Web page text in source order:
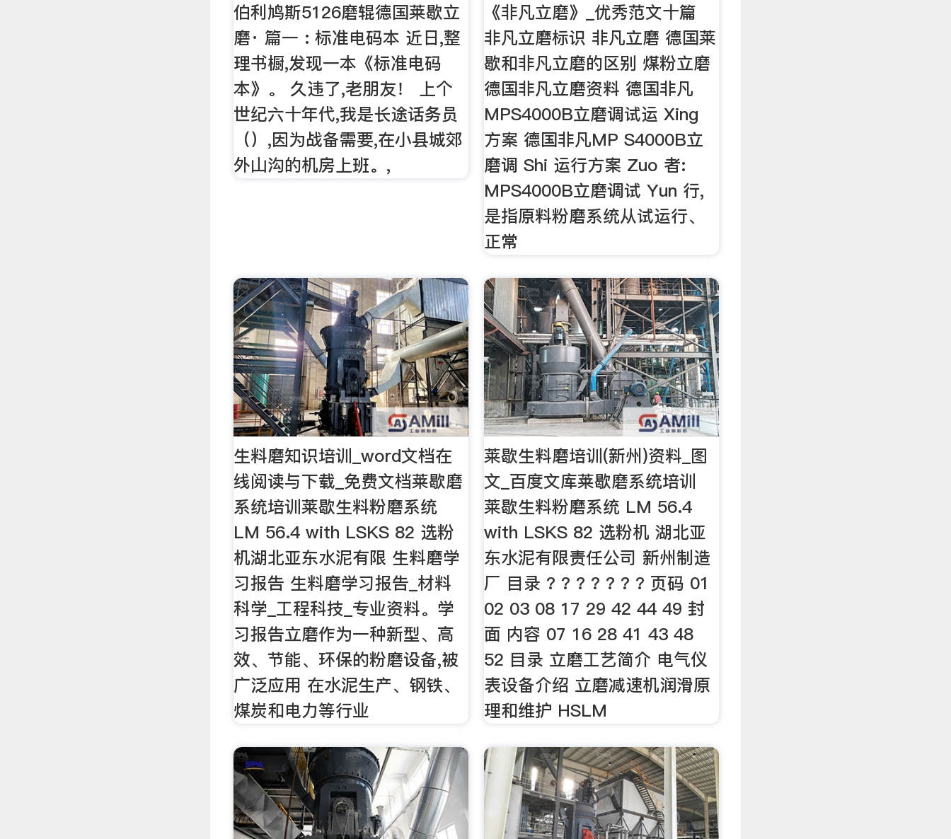
伯利鸠斯5126磨辊德国莱歇立
磨· 篇一 : 标准电码本 近日,整
理书橱,发现一本《标准电码
本》。 久违了,老朋友！ 上个
世纪六十年代,我是长途话务员
（）,因为战备需要,在小县城郊
外山沟的机房上班。,
《非凡立磨》_优秀范文十篇
非凡立磨标识 非凡立磨 德国莱
歇和非凡立磨的区别 煤粉立磨
德国非凡立磨资料 德国非凡
MPS4000B立磨调试运 Xing
方案 德国非凡MP S4000B立
磨调 Shi 运行方案 Zuo 者:
MPS4000B立磨调试 Yun 行,
是指原料粉磨系统从试运行、
正常
生料磨知识培训_word文档在
线阅读与下载_免费文档莱歇磨
系统培训莱歇生料粉磨系统
LM 56.4 with LSKS 82 选粉
机湖北亚东水泥有限 生料磨学
习报告 生料磨学习报告_材料
科学_工程科技_专业资料。学
习报告立磨作为一种新型、高
效、节能、环保的粉磨设备,被
广泛应用 在水泥生产、钢铁、
煤炭和电力等行业
莱歇生料磨培训(新州)资料_图
文_百度文库莱歇磨系统培训
莱歇生料粉磨系统 LM 56.4
with LSKS 82 选粉机 湖北亚
东水泥有限责任公司 新州制造
厂 目录 ? ? ? ? ? ? ? 页码 01
02 03 08 17 29 42 44 49 封
面 内容 07 16 28 41 43 48
52 目录 立磨工艺简介 电气仪
表设备介绍 立磨减速机润滑原
理和维护 HSLM